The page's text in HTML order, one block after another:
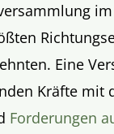
Eine
Kräfte mit
Forderungen